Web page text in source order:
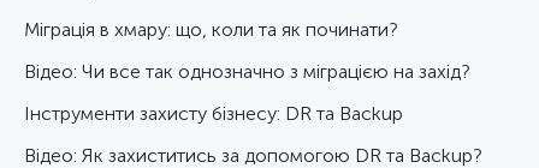
Міграція в хмару: що, коли та як починати?
Відео: Чи все так однозначно з міграцією на захід?
Інструменти захисту бізнесу: DR та Backup
Відео: Як захиститись за допомогою DR та Backup?